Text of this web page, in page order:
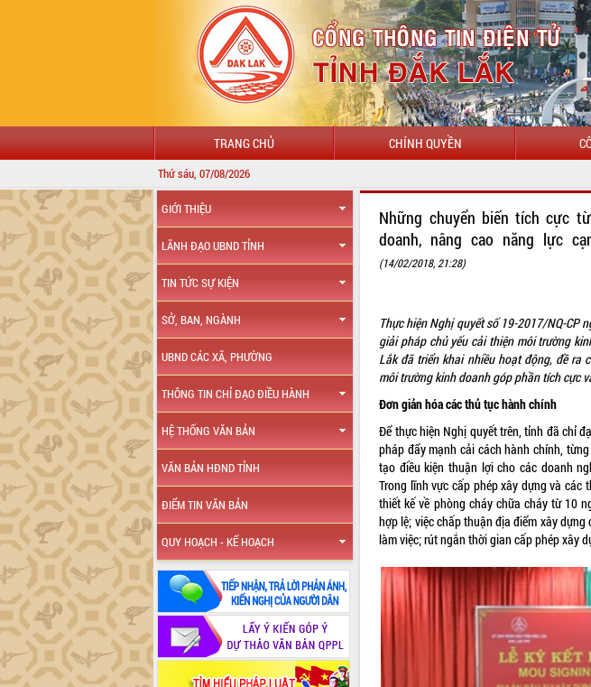
TRANG CHỦ CHÍNH QUYỀN
Thứ sáu, 07/08/2026 CHÀO MỪNG ĐẾN
GIỚI THIỆU
LÃNH ĐẠO UBND TỈNH
TIN TỨC SỰ KIỆN
SỞ, BAN, NGÀNH
UBND CÁC XÃ, PHƯỜNG
THÔNG TIN CHỈ ĐẠO ĐIỀU HÀNH
HỆ THỐNG VĂN BẢN
VĂN BẢN HĐND TỈNH
ĐIỂM TIN VĂN BẢN
QUY HOẠCH - KẾ HOẠCH
Những chuyển biến tích cực
doanh, nâng cao năng lực
(14/02/2018, 21:28)
Thực hiện Nghị quyết số 19-2017/NQ-CP
giải pháp chủ yếu cải thiện môi trường
Lắk đã triển khai nhiều hoạt động, đề ra
môi trường kinh doanh góp phần tích cực
Đơn giản hóa các thủ tục hành chính
Để thực hiện Nghị quyết trên, tỉnh đã chỉ
pháp đẩy mạnh cải cách hành chính,
tạo điều kiện thuận lợi cho các doanh
Trong lĩnh vực cấp phép xây dựng và
thiết kế về phòng cháy chữa cháy từ 10
hợp lệ; việc chấp thuận địa điểm xây
làm việc; rút ngắn thời gian cấp phép xây